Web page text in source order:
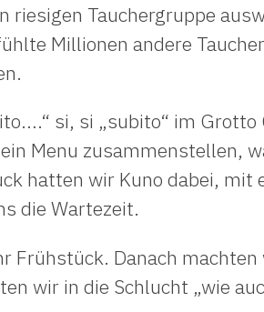
riesigen Tauchergruppe
Millionen andere
si, si „subito“ im Grotto
Menu zusammenstellen,
hatten wir Kuno dabei, mit
die Wartezeit.
Frühstück. Danach
wir in die Schlucht „wie